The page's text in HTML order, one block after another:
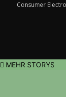
Consumer
MEHR STORYS